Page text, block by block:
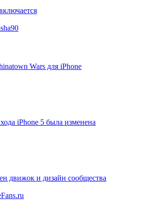
Wars для iPhone
iPhone 5 была изменена
движок и дизайн сообщества